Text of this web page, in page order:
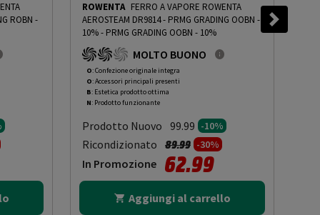
ROBN -
da
ROWENTA FERRO A VAPORE ROWENTA
AEROSTEAM DR9814 - PRMG GRADING OOBN -
10%- PRMG GRADING OOBN - 10%
MOLTO BUONO
O: Confezione originale integra
O: Accessori principali presenti
B: Estetica prodotto ottima
N: Prodotto funzionante
Prodotto Nuovo 99.99 -10%
Ricondizionato Prezzo ridotto da
89.99a-30%
In Promozione 62.99
Aggiungi al carrello